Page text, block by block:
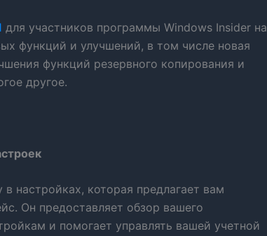
для участников программы Windows Insider на
функций и улучшений, в том числе новая
функций резервного копирования и
другое.
которая предлагает вам
Он предоставляет обзор вашего
и помогает управлять вашей учетной